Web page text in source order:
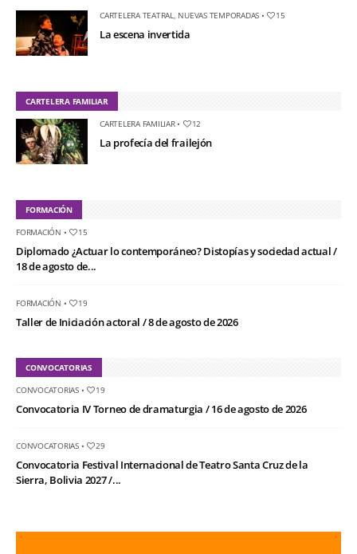
CARTELERA TEATRAL, NUEVAS TEMPORADAS • 15
La escena invertida
CARTELERA FAMILIAR
CARTELERA FAMILIAR• 12
La profecía del frailejón
FORMACIÓN
FORMACIÓN • 15
Diplomado ¿Actuar lo contemporáneo? Distopías y sociedad actual /
18 de agosto de...
FORMACIÓN • 19
Taller de Iniciación actoral / 8 de agosto de 2026
CONVOCATORIAS
CONVOCATORIAS• 19
Convocatoria IV Torneo de dramaturgia / 16 de agosto de 2026
CONVOCATORIAS• 29
Convocatoria Festival Internacional de Teatro Santa Cruz de la
Sierra, Bolivia 2027 /...